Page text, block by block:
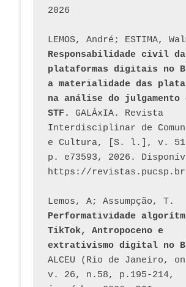
2026
Responsabilidade civil
plataformas digitais no
a materialidade das
na análise do julgamento
STF.
GALÁxIA. Revista
Interdisciplinar de
e Cultura, [S. l.], v.
p. e73593, 2026.
Performatividade
TikTok, Antropoceno e
extrativismo digital no
ALCEU (Rio de Janeiro,
v. 26, n.58, p.195-214,